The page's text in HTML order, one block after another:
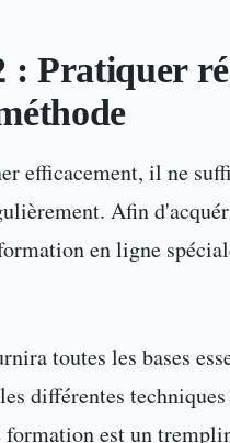
: Pratiquer
efficacement, il ne
Afin
en ligne
toutes les bases
différentes
formation est un